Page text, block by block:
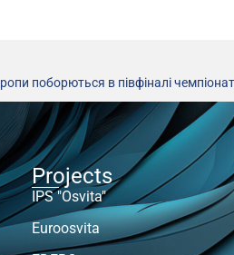
Projects
IPS "Osvita"
Euroosvita